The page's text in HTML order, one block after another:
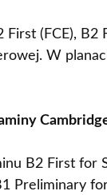
(FCE), B2
W
B2 First for
Preliminary